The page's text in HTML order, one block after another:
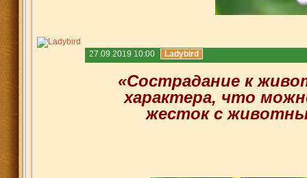
27.09.2019 10:00 Ladybird
«Сострадание к
характера, что
жесток с